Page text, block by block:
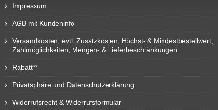
Impressum
AGB mit Kundeninfo
Versandkosten, evtl. Zusatzkosten, Höchst- & Mindestbestellwert,
Zahlmöglichkeiten, Mengen- & Lieferbeschränkungen
Rabatt**
Privatsphäre und Datenschutzerklärung
Widerrufsrecht & Widerrufsformular